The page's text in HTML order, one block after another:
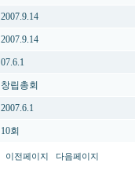
2007.9.14
2007.9.14
07.6.1
창립총회
2007.6.1
10회
이전페이지 다음페이지